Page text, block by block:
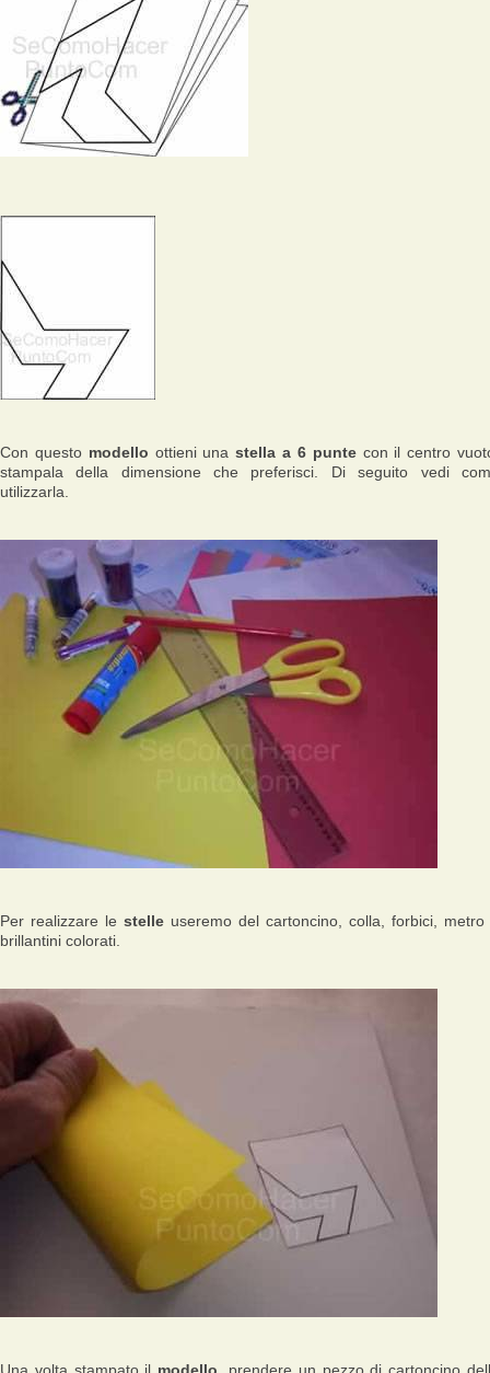
Con questo modello ottieni unastella a 6 puntecon il centro
stampala della dimensione che preferisci. Di seguito vedi
utilizzarla.
Per realizzare le stelle useremo del cartoncino, colla, forbici, metro
brillantini colorati.